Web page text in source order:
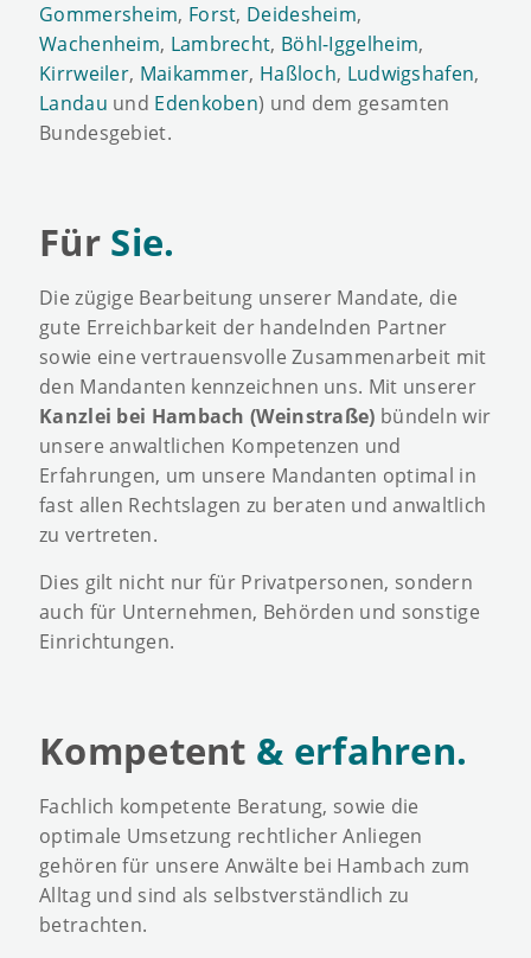
Gommersheim, Forst, Deidesheim,
Wachenheim, Lambrecht, Böhl-Iggelheim,
Kirrweiler, Maikammer, Haßloch, Ludwigshafen,
Landau und Edenkoben) und dem gesamten
Bundesgebiet.
FürSie.
Die zügige Bearbeitung unserer Mandate, die
gute Erreichbarkeit der handelnden Partner
sowie eine vertrauensvolle Zusammenarbeit mit
den Mandanten kennzeichnen uns. Mit unserer
Kanzlei bei Hambach (Weinstraße) bündeln wir
unsere anwaltlichen Kompetenzen und
Erfahrungen, um unsere Mandanten optimal in
fast allen Rechtslagen zu beraten und anwaltlich
zu vertreten.
Dies gilt nicht nur für Privatpersonen, sondern
auch für Unternehmen, Behörden und sonstige
Einrichtungen.
Kompetent & erfahren.
Fachlich kompetente Beratung, sowie die
optimale Umsetzung rechtlicher Anliegen
gehören für unsere Anwälte bei Hambach zum
Alltag und sind als selbstverständlich zu
betrachten.